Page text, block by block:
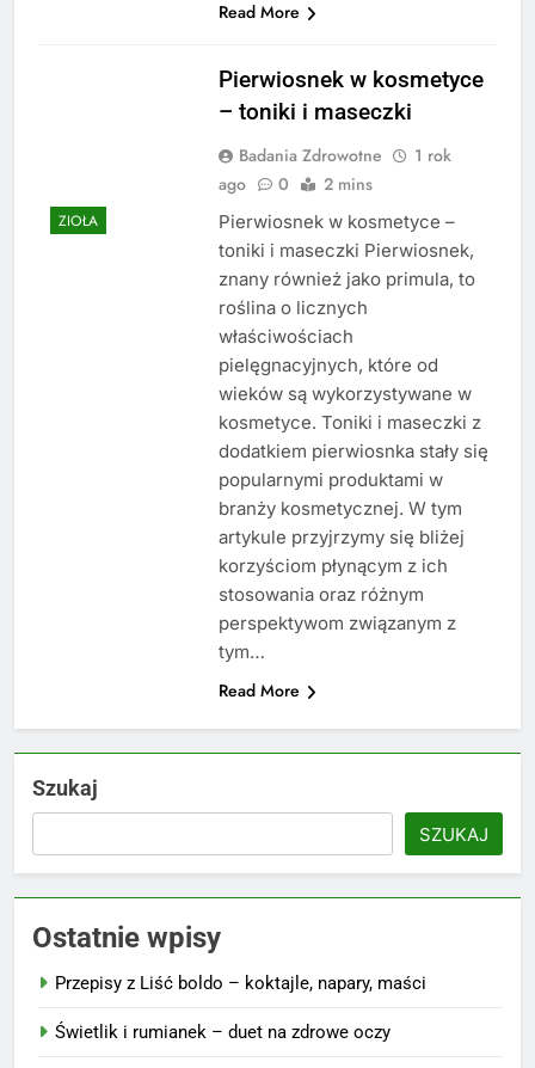
Read More
ZIOŁA
Pierwiosnek w kosmetyce
– toniki i maseczki
Badania Zdrowotne
1 rok
ago
0 2 mins
Pierwiosnek w kosmetyce –
toniki i maseczki Pierwiosnek,
znany również jako primula, to
roślina o licznych
właściwościach
pielęgnacyjnych, które od
wieków są wykorzystywane w
kosmetyce. Toniki i maseczki z
dodatkiem pierwiosnka stały się
popularnymi produktami w
branży kosmetycznej. W tym
artykule przyjrzymy się bliżej
korzyściom płynącym z ich
stosowania oraz różnym
perspektywom związanym z
tym…
Read More
Szukaj
SZUKAJ
Ostatnie wpisy
Przepisy z Liść boldo – koktajle, napary, maści
Świetlik i rumianek – duet na zdrowe oczy